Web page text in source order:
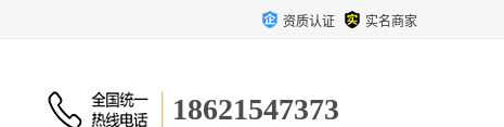
资质认证 实名商家
18621547373